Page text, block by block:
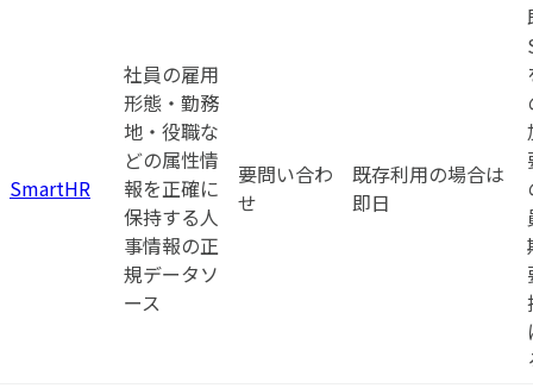
SmartHR
社員の雇用
形態・勤務
地・役職な
どの属性情
報を正確に
保持する人
事情報の正
規データソ
ース
要問い合わ
せ
既存利用の場合は
即日